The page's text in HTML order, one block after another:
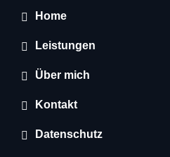
Home
Leistungen
Über mich
Kontakt
Datenschutz